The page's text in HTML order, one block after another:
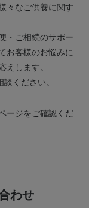
々なご供養に関す
・ご相続のサポー
お客様のお悩みに
します。
ください。
ージをご確認くだ
わせ